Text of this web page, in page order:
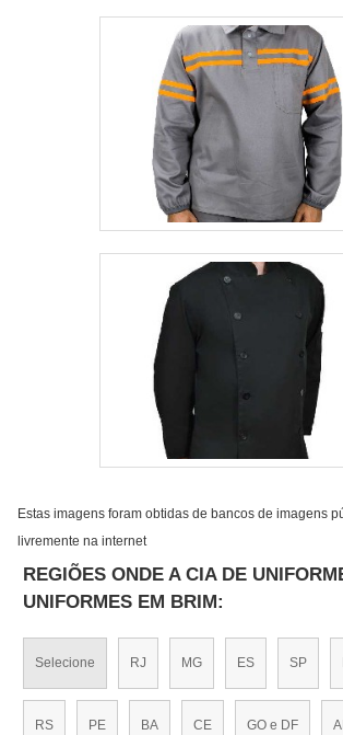
Estas imagens foram obtidas de bancos de imagens
livremente na internet
REGIÕES ONDE A CIA DE
UNIFORMES EM BRIM:
Selecione RJ MG ES SP
RS PE BA CE GO e DF